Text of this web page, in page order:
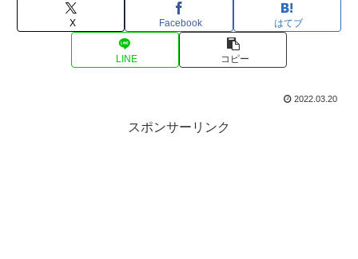
X Facebook はてブ
LINE コピー
2022.03.20
スポンサーリンク